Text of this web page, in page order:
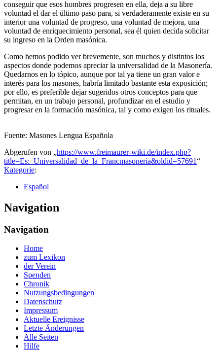
conseguir que esos hombres progresen en ella, deja a su libre
voluntad el dar el último paso para, si verdaderamente existe en su
interior una voluntad de progreso, una voluntad de mejora, una
voluntad de enriquecimiento personal, sea él quien decida solicitar
su ingreso en la Orden masónica.
Como hemos podido ver brevemente, son muchos y distintos los
aspectos donde podemos apreciar la universalidad de la Masonería.
Quedarnos en lo tópico, aunque por tal ya tiene un gran valor e
interés para los masones, habría limitado bastante esta exposición;
por ello, es preferible dejar sugeridos otros conceptos para que
permitan, en un trabajo personal, profundizar en el estudio y
progresar en la formación masónica, tal y como exigen los rituales.
Fuente: Masones Lengua Española
Abgerufen von „https://www.freimaurer-wiki.de/index.php?
title=Es:_Universalidad_de_la_Francmasonería&oldid=57691“
Kategorie:
Español
Navigation
Navigation
Home
zum Lexikon
der Verein
Spenden
Chronik
Nutzungsbedingungen
Datenschutz
Impressum
Aktuelle Ereignisse
Letzte Änderungen
Alle Seiten
Hilfe